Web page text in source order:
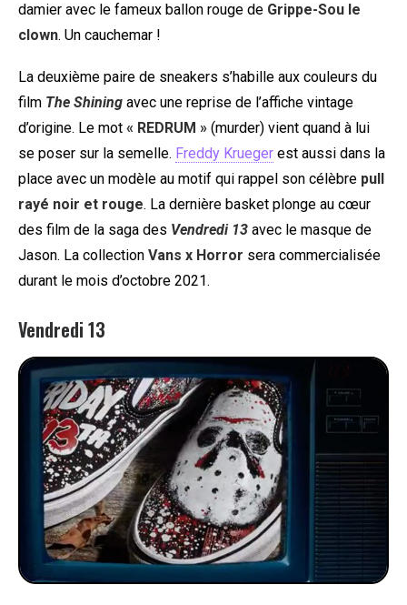
damier avec le fameux ballon rouge de Grippe-Sou le
clown. Un cauchemar !
La deuxième paire de sneakers s’habille aux couleurs du
film The Shining avec une reprise de l’affiche vintage
d’origine. Le mot « REDRUM » (murder) vient quand à lui
se poser sur la semelle. Freddy Krueger est aussi dans la
place avec un modèle au motif qui rappel son célèbre pull
rayé noir et rouge. La dernière basket plonge au cœur
des film de la saga des Vendredi 13 avec le masque de
Jason. La collection Vans x Horror sera commercialisée
durant le mois d’octobre 2021.
Vendredi 13